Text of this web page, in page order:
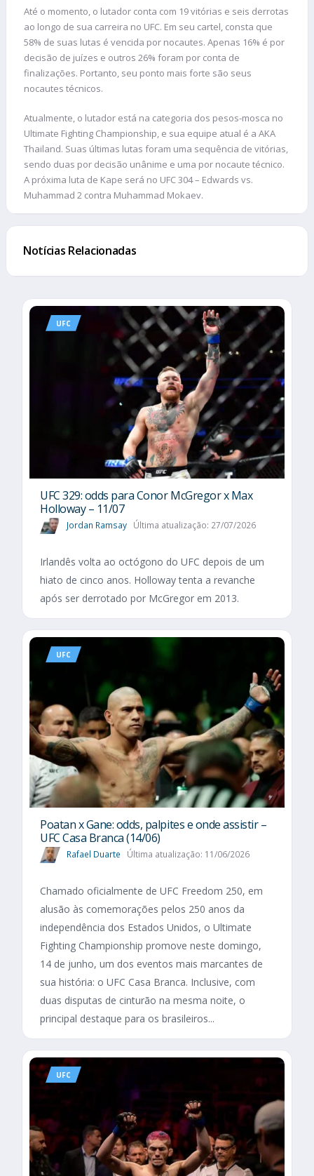
Até o momento, o lutador conta com 19 vitórias e seis derrotas
ao longo de sua carreira no UFC. Em seu cartel, consta que
58% de suas lutas é vencida por nocautes. Apenas 16% é por
decisão de juízes e outros 26% foram por conta de
finalizações. Portanto, seu ponto mais forte são seus
nocautes técnicos.
Atualmente, o lutador está na categoria dos pesos-mosca no
Ultimate Fighting Championship, e sua equipe atual é a AKA
Thailand. Suas últimas lutas foram uma sequência de vitórias,
sendo duas por decisão unânime e uma por nocaute técnico.
A próxima luta de Kape será no UFC 304 – Edwards vs.
Muhammad 2 contra Muhammad Mokaev.
Notícias Relacionadas
UFC
UFC 329: odds para Conor McGregor x Max
Holloway – 11/07
Jordan Ramsay Última atualização: 27/07/2026
Irlandês volta ao octógono do UFC depois de um
hiato de cinco anos. Holloway tenta a revanche
após ser derrotado por McGregor em 2013.
UFC
Poatan x Gane: odds, palpites e onde assistir –
UFC Casa Branca (14/06)
Rafael Duarte Última atualização: 11/06/2026
Chamado oficialmente de UFC Freedom 250, em
alusão às comemorações pelos 250 anos da
independência dos Estados Unidos, o Ultimate
Fighting Championship promove neste domingo,
14 de junho, um dos eventos mais marcantes de
sua história: o UFC Casa Branca. Inclusive, com
duas disputas de cinturão na mesma noite, o
principal destaque para os brasileiros...
UFC